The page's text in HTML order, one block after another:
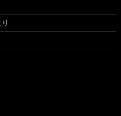
り